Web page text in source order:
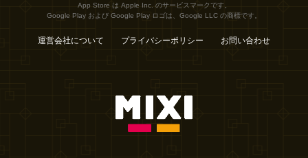
App Store は Apple Inc. のサービスマークです。
Google Play および Google Play ロゴは、Google LLC の商標です。
運営会社について プライバシーポリシー お問い合わせ